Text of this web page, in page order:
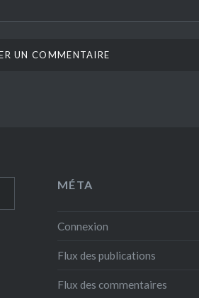
MÉTA
Connexion
Flux des publications
Flux des commentaires